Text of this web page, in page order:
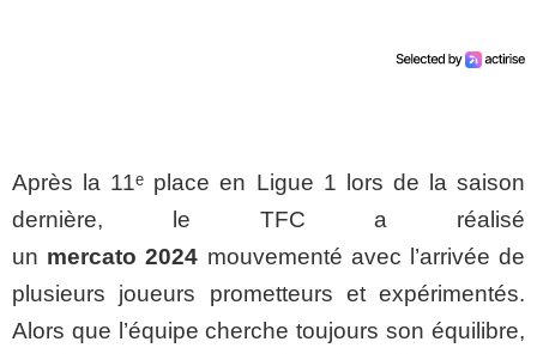
Après la 11ᵉ place en Ligue 1 lors de la saison
dernière, le TFC a réalisé
un mercato 2024 mouvementé avec l’arrivée de
plusieurs joueurs prometteurs et expérimentés.
Alors que l’équipe cherche toujours son équilibre,